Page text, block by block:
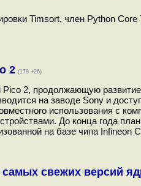
Timsort, член Python
2 (178 +26)
2, продолжающую
на заводе Sony и
использования с
До конца года
на базе чипа Infineon
свежих версий